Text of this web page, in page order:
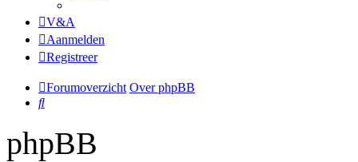
V&A
Aanmelden
Registreer
Forumoverzicht Over phpBB
Zoek
phpBB